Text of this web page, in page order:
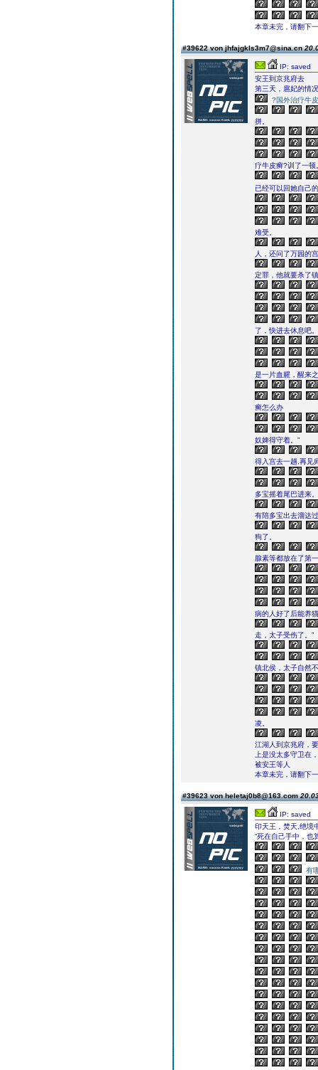
本章未完，请翻下
#39622 von jhfajgkls3m7@sina.cn
IP: saved
安王到京兆府去
第三天，扈妃的情
?国外治疗牛
拼。
疗牛皮癣?训了一
已经可以回她自己
难受。
人，还问了万园的
定罪，他就要杀了
了，快进去休息吧。
是一片血腥，醒来
癣怎么办
奴婢得守着。”
得入宫去一趟,再见
多宝摇着尾巴进来。
有陪多宝出去溜达
狗了。
腺素等都放在了第
病的人好了后能养
走，太子受伤了。”
镇北侯，太子自然
凌。
江湖人到京兆府，
上是没太多守卫在
被安王等人
本章未完，请翻下
#39623 von heletaj0b8@163.com
IP: saved
印天王，焚天,绝境
“死在自己手中，也
有